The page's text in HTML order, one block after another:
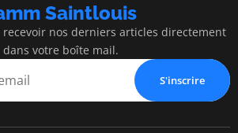
Saintlouis
recevoir nos derniers articles directement
dans votre boîte mail.
S'inscrire